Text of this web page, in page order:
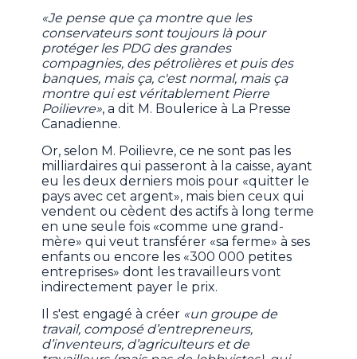
«Je pense que ça montre que les
conservateurs sont toujours là pour
protéger les PDG des grandes
compagnies, des pétrolières et puis des
banques, mais ça, c'est normal, mais ça
montre qui est véritablement Pierre
Poilievre», a dit M. Boulerice à La Presse
Canadienne.
Or, selon M. Poilievre, ce ne sont pas les
milliardaires qui passeront à la caisse, ayant
eu les deux derniers mois pour «quitter le
pays avec cet argent», mais bien ceux qui
vendent ou cèdent des actifs à long terme
en une seule fois «comme une grand-
mère» qui veut transférer «sa ferme» à ses
enfants ou encore les «300 000 petites
entreprises» dont les travailleurs vont
indirectement payer le prix.
Il s'est engagé à créer «un groupe de
travail, composé d’entrepreneurs,
d’inventeurs, d’agriculteurs et de